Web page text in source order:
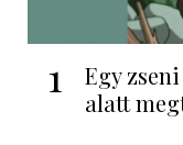
1
Egy
alatt